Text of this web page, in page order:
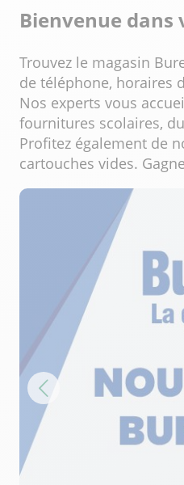
Bienvenue dans
Trouvez le magasin
de téléphone, horaires
Nos experts vous
fournitures scolaires,
Profitez également de
cartouches vides.